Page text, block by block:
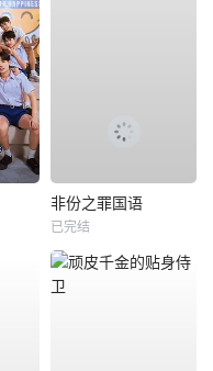
非份之罪国语
已完结